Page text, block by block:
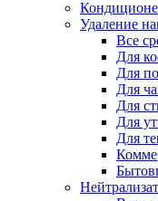
Удаление
Все
Для
Для
Для
Для
Для
Для